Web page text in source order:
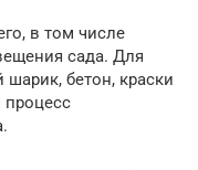
в том числе
сада. Для
бетон, краски
процесс